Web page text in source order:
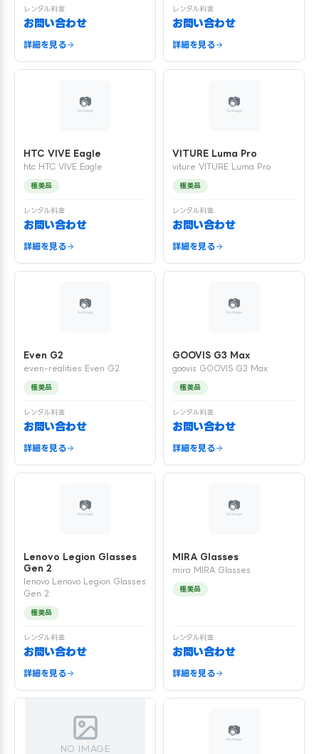
レンタル料金
お問い合わせ
詳細を見る
レンタル料金
お問い合わせ
詳細を見る
HTC VIVE Eagle
htc HTC VIVE Eagle
極美品
レンタル料金
お問い合わせ
詳細を見る
VITURE Luma Pro
viture VITURE Luma Pro
極美品
レンタル料金
お問い合わせ
詳細を見る
Even G2
even-realities Even G2
極美品
レンタル料金
お問い合わせ
詳細を見る
GOOVIS G3 Max
goovis GOOVIS G3 Max
極美品
レンタル料金
お問い合わせ
詳細を見る
Lenovo Legion Glasses
Gen 2
lenovo Lenovo Legion Glasses
Gen 2
極美品
レンタル料金
お問い合わせ
詳細を見る
MIRA Glasses
mira MIRA Glasses
極美品
レンタル料金
お問い合わせ
詳細を見る
NO IMAGE